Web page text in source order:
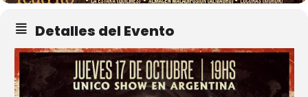
Detalles del Evento